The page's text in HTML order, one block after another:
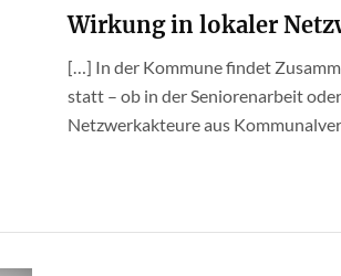
Wirkung in lokaler
[…] In der Kommune findet
statt – ob in der Seniorenarbeit
Netzwerkakteure aus